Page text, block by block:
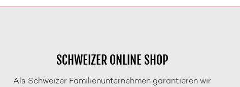
SCHWEIZER ONLINE SHOP
Als Schweizer Familienunternehmen garantieren wir